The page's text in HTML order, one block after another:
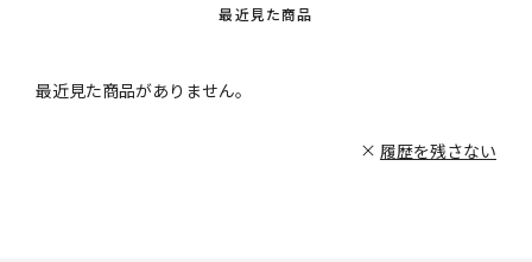
最近見た商品
最近見た商品がありません。
履歴を残さない